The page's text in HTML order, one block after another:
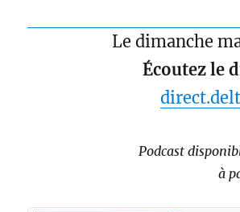
Le dimanche
Écoutez le
Podcast
à